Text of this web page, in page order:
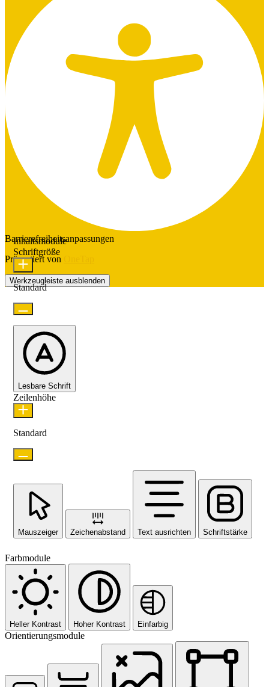
Barrierefreiheitsanpassungen
Präsentiert von
Werkzeugleiste ausblenden
Inhaltsmodule
Schriftgröße
Standard
Lesbare Schrift
Zeilenhöhe
Standard
Mauszeiger Zeichenabstand Text ausrichten Schriftstärke
Farbmodule
Heller Kontrast Hoher Kontrast Einfarbig
Orientierungsmodule